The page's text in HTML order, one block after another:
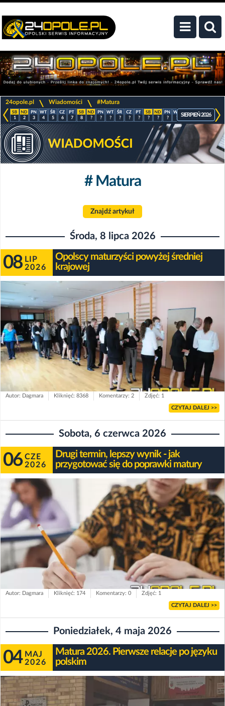
24opole.pl Wiadomości #Matura
1 2 3 4 5 6 7 8 ? ? ? ? ? ? ? ? ? ? ? ? ?
SIERPIEŃ 2026
# Matura
Znajdź artykuł
Środa, 8 lipca 2026
08 LIP
2026
Opolscy maturzyści powyżej średniej
krajowej
Autor: Dagmara Kliknięć: 8368 Komentarzy: 2 Zdjęć: 1
CZYTAJ DALEJ >>
Sobota, 6 czerwca 2026
06 CZE
2026
Drugi termin, lepszy wynik - jak
przygotować się do poprawki matury
Autor: Dagmara Kliknięć: 174 Komentarzy: 0 Zdjęć: 1
CZYTAJ DALEJ >>
Poniedziałek, 4 maja 2026
04 MAJ
2026
Matura 2026. Pierwsze relacje po języku
polskim